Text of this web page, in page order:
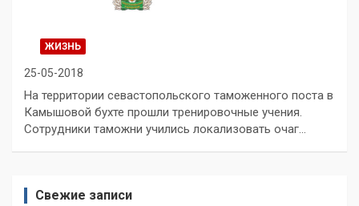
ЖИЗНЬ
25-05-2018
На территории севастопольского таможенного поста в
Камышовой бухте прошли тренировочные учения.
Сотрудники таможни учились локализовать очаг…
Свежие записи